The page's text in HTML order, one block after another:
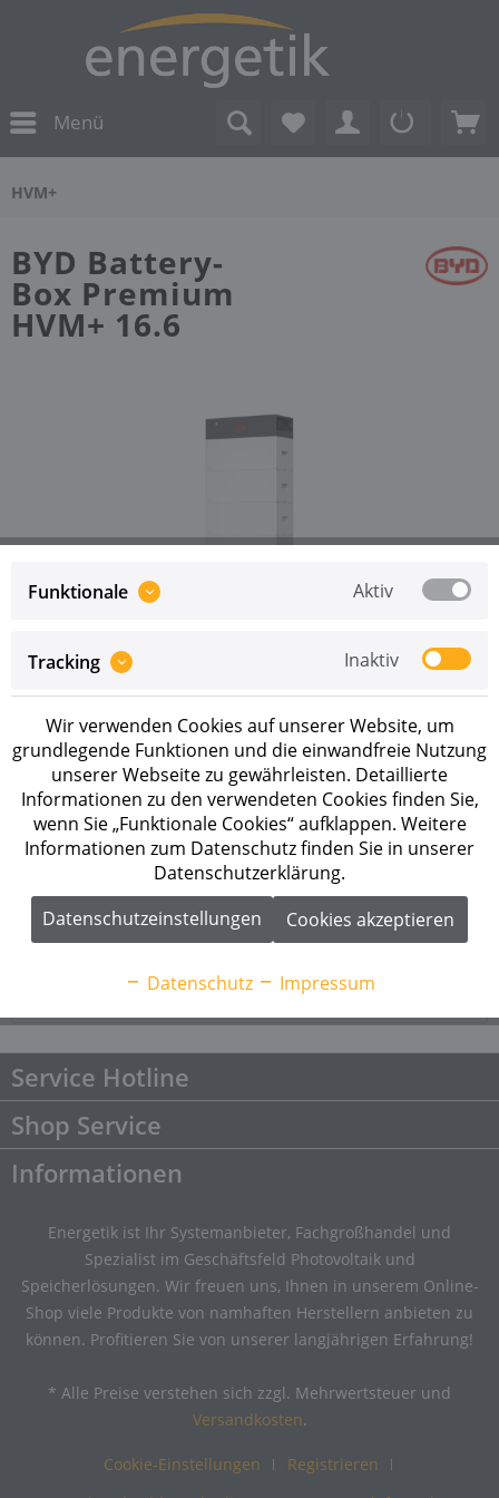
Menü
HVM+
BYD Battery-
Box Premium
HVM+ 16.6
Preise sind erst nach erfolgreicher Registrierung
als
Merken
Artikel-Nr.: 290187
Beschreibung
BYD Battery-Box Premium HVM+ 16.6 Batterieset
16,56 kWh BYD HVM+ Module...mehr
Service Hotline
Shop Service
Informationen
Energetik ist Ihr Systemanbieter, Fachgroßhandel und
Spezialist im Geschäftsfeld Photovoltaik und
Speicherlösungen. Wir freuen uns, Ihnen in unserem Online-
Shop viele Produkte von namhaften Herstellern anbieten zu
können. Profitieren Sie von unserer langjährigen Erfahrung!
* Alle Preise verstehen sich zzgl. Mehrwertsteuer und
Versandkosten.
Cookie-Einstellungen
Registrieren
Funktionale Aktiv
Tracking Inaktiv
Wir verwenden Cookies auf unserer Website, um
grundlegende Funktionen und die einwandfreie Nutzung
unserer Webseite zu gewährleisten. Detaillierte
Informationen zu den verwendeten Cookies finden Sie,
wenn Sie „Funktionale Cookies“ aufklappen. Weitere
Informationen zum Datenschutz finden Sie in unserer
Datenschutzerklärung.
Datenschutzeinstellungen
Cookies akzeptieren
Datenschutz Impressum